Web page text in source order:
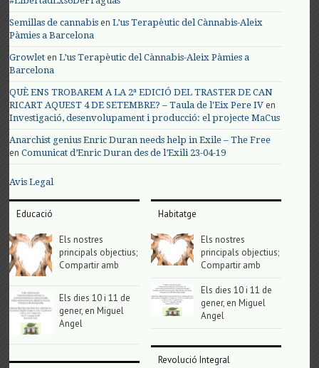
Semillas de cannabis enL’us Terapèutic del Cànnabis-Aleix
Pàmies a Barcelona
Growlet enL’us Terapèutic del Cànnabis-Aleix Pàmies a
Barcelona
QUÈ ENS TROBAREM A LA 2ª EDICIÓ DEL TRASTER DE CAN
RICART AQUEST 4 DE SETEMBRE? – Taula de l'Eix Pere IV en
Investigació, desenvolupament i producció: el projecte MaCus
Anarchist genius Enric Duran needs help in Exile – The Free
enComunicat d’Enric Duran des de l’Exili 23-04-19
Avis Legal
Educació
Els nostres
principals objectius;
Compartir amb
Els dies 10 i 11 de
gener, en Miguel
Angel
Habitatge
Els nostres
principals objectius;
Compartir amb
Els dies 10 i 11 de
gener, en Miguel
Angel
Revolució Integral